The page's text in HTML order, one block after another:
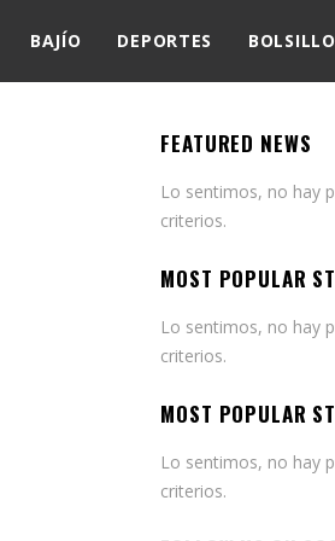
BAJÍO DEPORTES BOLSILLO
FEATURED NEWS
Lo sentimos, no hay
criterios.
MOST POPULAR
Lo sentimos, no hay
criterios.
MOST POPULAR
Lo sentimos, no hay
criterios.